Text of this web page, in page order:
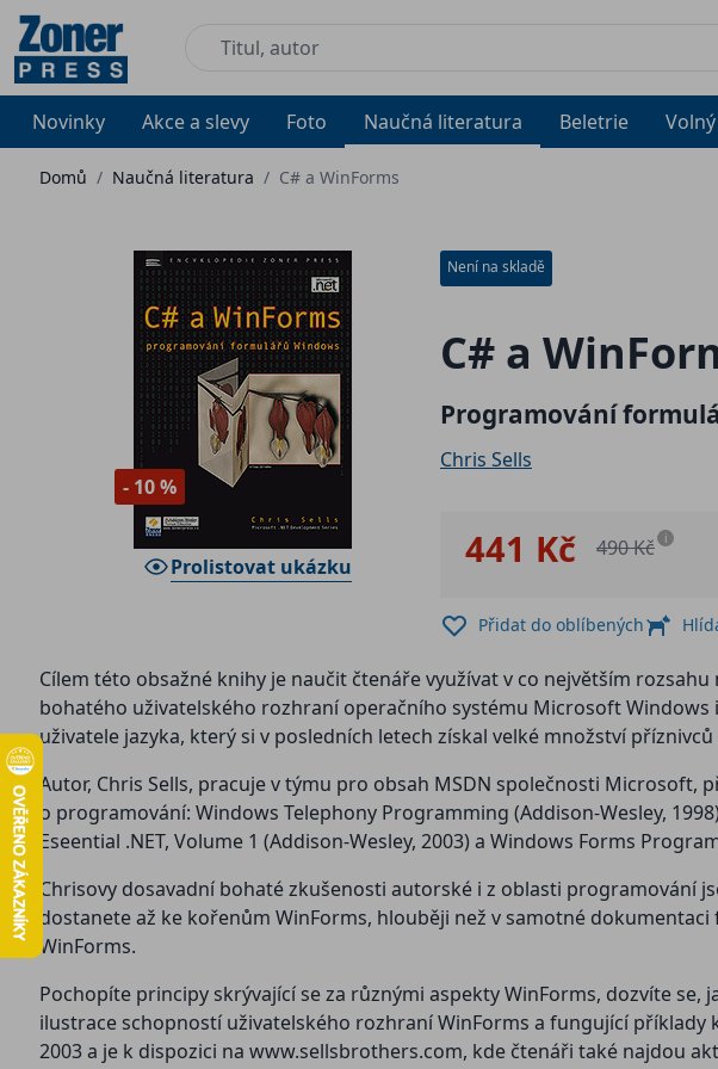
Novinky Akce a slevy Foto Naučná literatura Beletrie
Domů / Naučná literatura / C# a WinForms
- 10 %
Prolistovat ukázku
Není na skladě
C# a
Programování
Chris Sells
441 Kč 490 Kč i
Přidat do oblíbených
Cílem této obsažné knihy je naučit čtenáře využívat v co největším
bohatého uživatelského rozhraní operačního systému Microsoft
uživatele jazyka, který si v posledních letech získal velké množství příznivců
Autor, Chris Sells, pracuje v týmu pro obsah MSDN společnosti
o programování: Windows Telephony Programming (Addison-Wesley,
Eseential .NET, Volume 1 (Addison-Wesley, 2003) a Windows Forms
Chrisovy dosavadní bohaté zkušenosti autorské i z oblasti programování
dostanete až ke kořenům WinForms, hlouběji než v samotné
WinForms.
Pochopíte principy skrývající se za různými aspekty WinForms, dozvíte
ilustrace schopností uživatelského rozhraní WinForms a fungující příklady
2003 a je k dispozici na www.sellsbrothers.com, kde čtenáři také najdou